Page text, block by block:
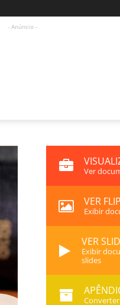
- Anúncio -
Ver
VER
Exibir
VER
Exibir
slides